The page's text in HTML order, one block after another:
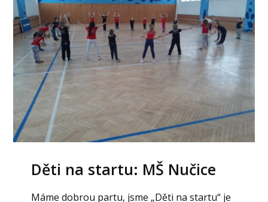
Děti na startu: MŠ Nučice
Máme dobrou partu, jsme „Děti na startu“ je